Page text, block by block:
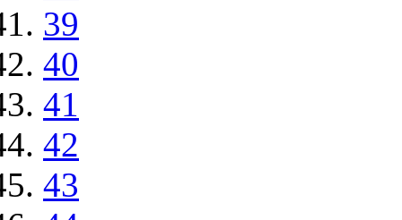
39
40
41
42
43